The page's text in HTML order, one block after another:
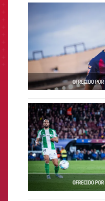
OFRECIDO POR
FCB Barcelona badge
OFRECIDO POR